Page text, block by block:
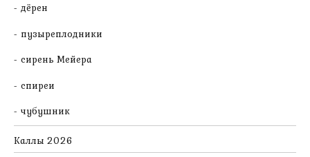
дёрен
пузыреплодники
сирень Мейера
спиреи
чубушник
Каллы 2026